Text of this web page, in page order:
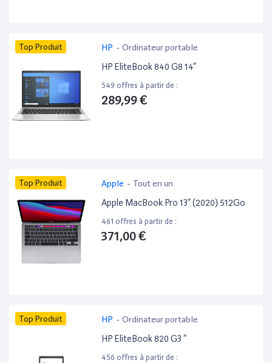
Top Produit HP - Ordinateur portable
HP EliteBook 840 G8 14”
549 offres à partir de :
289,99 €
Top Produit Apple - Tout en un
Apple MacBook Pro 13” (2020) 512Go
461 offres à partir de :
371,00 €
Top Produit HP - Ordinateur portable
HP EliteBook 820 G3 ”
456 offres à partir de :